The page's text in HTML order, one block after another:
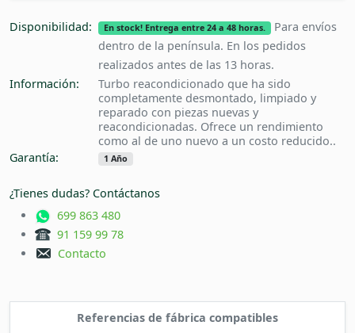
Disponibilidad: En stock! Entrega entre 24 a 48 horas.
Para envíos
dentro de la península. En los pedidos
realizados antes de las 13 horas.
Información:
Turbo reacondicionado que ha sido
completamente desmontado, limpiado y
reparado con piezas nuevas y
reacondicionadas. Ofrece un rendimiento
como al de uno nuevo a un costo reducido..
Garantía:
1 Año
¿Tienes dudas? Contáctanos
699 863 480
91 159 99 78
Contacto
Referencias de fábrica compatibles